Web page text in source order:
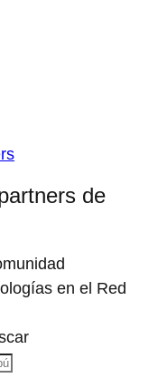
de
en el Red